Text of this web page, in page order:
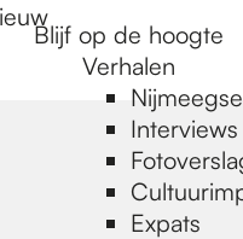
Blijf op de hoogte
Verhalen
Interviews
Expats